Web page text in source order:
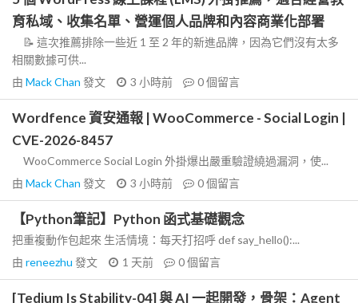
育私域、收集名單、營運個人品牌和內容商業化部署
📝 這次推薦排除一些近 1 至 2 年的新進品牌，因為它們沒有太多
相關數據可供...
由 Mack Chan 發文 3 小時前 0個留言
Wordfence 資安通報 | WooCommerce - Social Login |
CVE-2026-8457
WooCommerce Social Login 外掛爆出嚴重驗證繞過漏洞，使...
由 Mack Chan 發文 3 小時前 0個留言
【Python筆記】Python 函式基礎觀念
把重複動作包起來 生活情境：每天打招呼 def say_hello():...
由 reneezhu 發文 1 天前 0個留言
[Tedium Is Stability-04] 與 AI 一起開發，骨架：Agent